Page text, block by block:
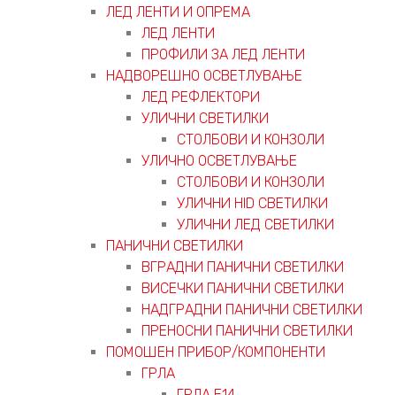
ЛЕД ЛЕНТИ И ОПРЕМА
ЛЕД ЛЕНТИ
ПРОФИЛИ ЗА ЛЕД ЛЕНТИ
НАДВОРЕШНО ОСВЕТЛУВАЊЕ
ЛЕД РЕФЛЕКТОРИ
УЛИЧНИ СВЕТИЛКИ
СТОЛБОВИ И КОНЗОЛИ
УЛИЧНО ОСВЕТЛУВАЊЕ
СТОЛБОВИ И КОНЗОЛИ
УЛИЧНИ HID СВЕТИЛКИ
УЛИЧНИ ЛЕД СВЕТИЛКИ
ПАНИЧНИ СВЕТИЛКИ
ВГРАДНИ ПАНИЧНИ СВЕТИЛКИ
ВИСЕЧКИ ПАНИЧНИ СВЕТИЛКИ
НАДГРАДНИ ПАНИЧНИ СВЕТИЛКИ
ПРЕНОСНИ ПАНИЧНИ СВЕТИЛКИ
ПОМОШЕН ПРИБОР/КОМПОНЕНТИ
ГРЛА